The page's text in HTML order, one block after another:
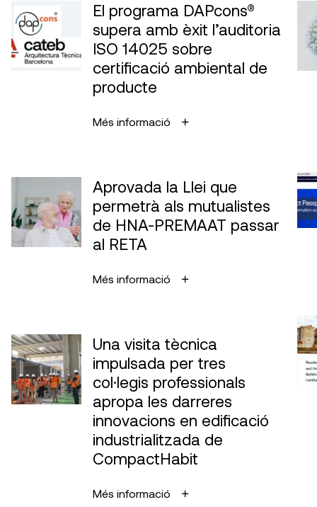
El programa DAPcons®
supera amb èxit l’auditoria
ISO 14025 sobre
certificació ambiental de
producte
Més informació
Aprovada la Llei que
permetrà als mutualistes
de HNA-PREMAAT passar
al RETA
Més informació
Una visita tècnica
impulsada per tres
col·legis professionals
apropa les darreres
innovacions en edificació
industrialitzada de
CompactHabit
Més informació